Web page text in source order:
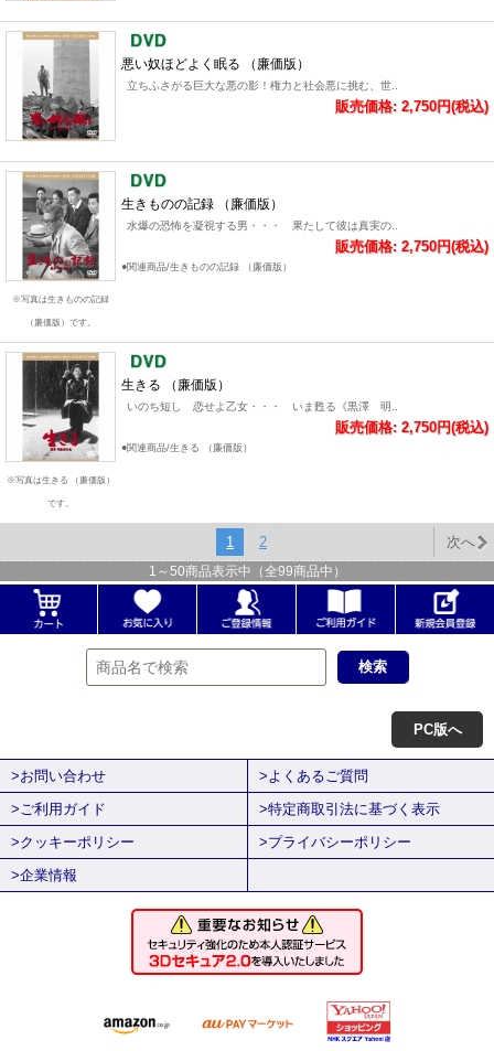
悪い奴ほどよく眠る （廉価版）
立ちふさがる巨大な悪の影！権力と社会悪に挑む、世..
販売価格: 2,750円(税込)
※写真は生きものの記録
（廉価版）です。
生きものの記録 （廉価版）
水爆の恐怖を凝視する男・・・ 果たして彼は真実の..
販売価格: 2,750円(税込)
●関連商品/生きものの記録 （廉価版）
※写真は生きる （廉価版）
です。
生きる （廉価版）
いのち短し 恋せよ乙女・・・ いま甦る《黒澤 明..
販売価格: 2,750円(税込)
●関連商品/生きる （廉価版）
1 2 次へ
1 ～ 50商品表示中（全99商品中）
PC版へ
>お問い合わせ
>よくあるご質問
>ご利用ガイド
>特定商取引法に基づく表示
>クッキーポリシー
>プライバシーポリシー
>企業情報